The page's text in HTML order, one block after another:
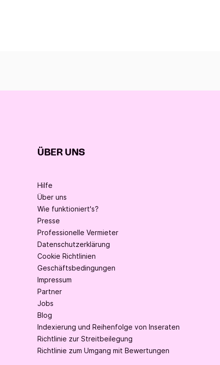
ÜBER UNS
Hilfe
Über uns
Wie funktioniert's?
Presse
Professionelle Vermieter
Datenschutzerklärung
Cookie Richtlinien
Geschäftsbedingungen
Impressum
Partner
Jobs
Blog
Indexierung und Reihenfolge von Inseraten
Richtlinie zur Streitbeilegung
Richtlinie zum Umgang mit Bewertungen